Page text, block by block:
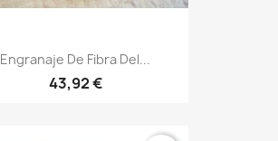
Engranaje De Fibra Del...
43,92 €